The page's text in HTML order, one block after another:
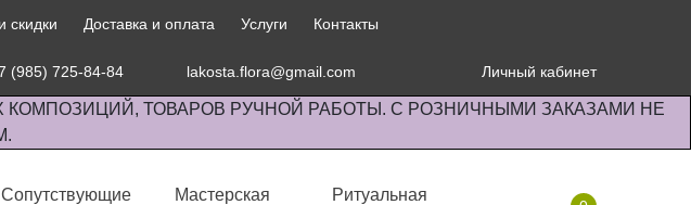
скидки Доставка и оплата Услуги Контакты
(985) 725-84-84 lakosta.flora@gmail.com Личный кабинет
ТОВАРОВ РУЧНОЙ РАБОТЫ. С РОЗНИЧНЫМИ ЗАКАЗАМИ НЕ
Сопутствующие
Мастерская
Ритуальная